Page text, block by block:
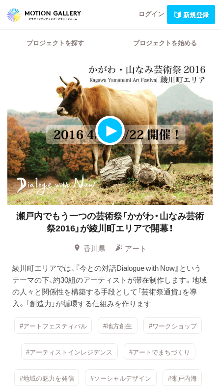
ログイン 新規登録
プロジェクトを探す プロジェクトを始める
瀬戸内でもう一つの芸術祭「かがわ・山なみ芸術
祭2016」が綾川町エリアで開幕！
香川県
アート
綾川町エリアでは、『今との対話Dialogue with Now』という
テーマの下、約30組のアーティストが滞在制作します。地域
の人々と関係性を構築する手段として「芸術祭通貨」を導
入。「創造力」が循環する仕組みを作ります
#アートフェスティバル #地方創生 #ワークショップ
#アーティストインレジデンス #アートでまちづくり
#地域の魅力を発信 #ソーシャルデザイン #瀬戸内海